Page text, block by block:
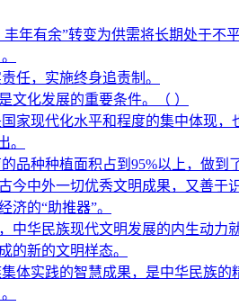
年有余”转变为供需将长期处于不平
任，实施终身追责制。
文化发展的重要条件。（ ）
家现代化水平和程度的集中体现，
。
品种种植面积占到95%以上，做到
今中外一切优秀文明成果，又善
济的“助推器”。
中华民族现代文明发展的内生动力
的新的文明样态。
体实践的智慧成果，是中华民族的